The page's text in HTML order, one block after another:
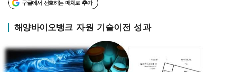
구글에서 선호하는 매체로 추가
해양바이오뱅크 자원 기술이전 성과